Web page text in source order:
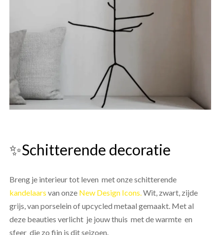
✨Schitterende decoratie
Breng je interieur tot leven met onze schitterende
kandelaars van onze New Design Icons. Wit, zwart, zijde
grijs, van porselein of upcycled metaal gemaakt. Met al
deze beauties verlicht je jouw thuis met de warmte en
sfeer die zo fijn is dit seizoen.